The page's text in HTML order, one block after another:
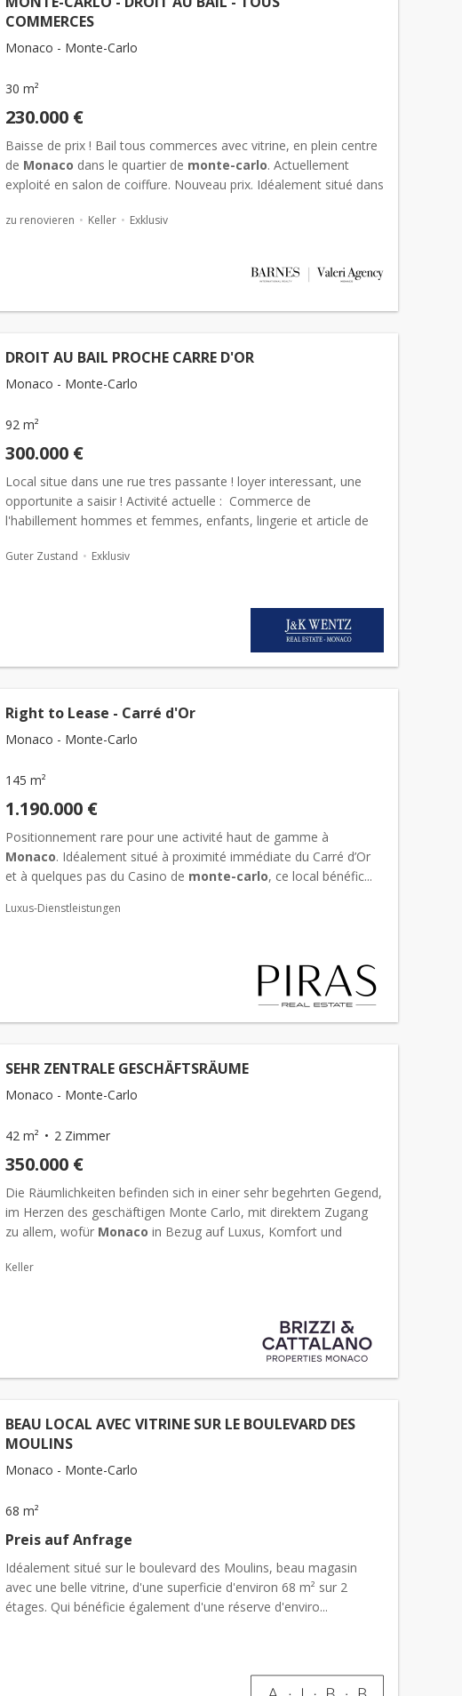
COMMERCES
Monaco - Monte-Carlo
30 m²
230.000 €
Baisse de prix ! Bail tous commerces avec vitrine, en plein centre
de Monaco dans le quartier de monte-carlo. Actuellement
exploité en salon de coiffure. Nouveau prix. Idéalement situé dans
zu renovieren Keller Exklusiv
DROIT AU BAIL PROCHE CARRE D'OR
Monaco - Monte-Carlo
92 m²
300.000 €
Local situe dans une rue tres passante ! loyer interessant, une
opportunite a saisir ! Activité actuelle : Commerce de
l'habillement hommes et femmes, enfants, lingerie et article de
Guter Zustand Exklusiv
Right to Lease - Carré d'Or
Monaco - Monte-Carlo
145 m²
1.190.000 €
Positionnement rare pour une activité haut de gamme à
Monaco. Idéalement situé à proximité immédiate du Carré d’Or
et à quelques pas du Casino de monte-carlo, ce local bénéfic...
Luxus-Dienstleistungen
SEHR ZENTRALE GESCHÄFTSRÄUME
Monaco - Monte-Carlo
42 m² 2 Zimmer
350.000 €
Die Räumlichkeiten befinden sich in einer sehr begehrten Gegend,
im Herzen des geschäftigen Monte Carlo, mit direktem Zugang
zu allem, wofür Monaco in Bezug auf Luxus, Komfort und
Keller
BEAU LOCAL AVEC VITRINE SUR LE BOULEVARD DES
MOULINS
Monaco - Monte-Carlo
68 m²
Preis auf Anfrage
Idéalement situé sur le boulevard des Moulins, beau magasin
avec une belle vitrine, d'une superficie d'environ 68 m² sur 2
étages. Qui bénéficie également d'une réserve d'enviro...